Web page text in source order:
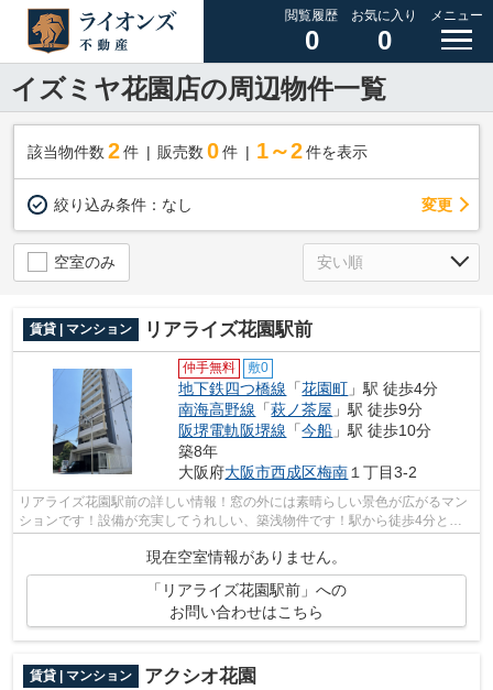
閲覧履歴
0
お気に入り
0
メニュー
イズミヤ花園店の周辺物件一覧
該当物件数 2件 販売数 0 件 1～2 件を表示
絞り込み条件： なし 変更
空室のみ
賃貸 | マンション リアライズ花園駅前
仲手無料 敷0
地下鉄四つ橋線 「花園町 」駅 徒歩4分
南海高野線 「萩ノ茶屋 」駅 徒歩9分
阪堺電軌阪堺線 「今船 」駅 徒歩10分
築8年
大阪府大阪市西成区梅南１丁目3-2
リアライズ花園駅前の詳しい情報！窓の外には素晴らしい景色が広がるマン
ションです！設備が充実してうれしい、築浅物件です！駅から徒歩4分とい
現在空室情報がありません。
「リアライズ花園駅前」への
お問い合わせはこちら
賃貸 | マンション アクシオ花園